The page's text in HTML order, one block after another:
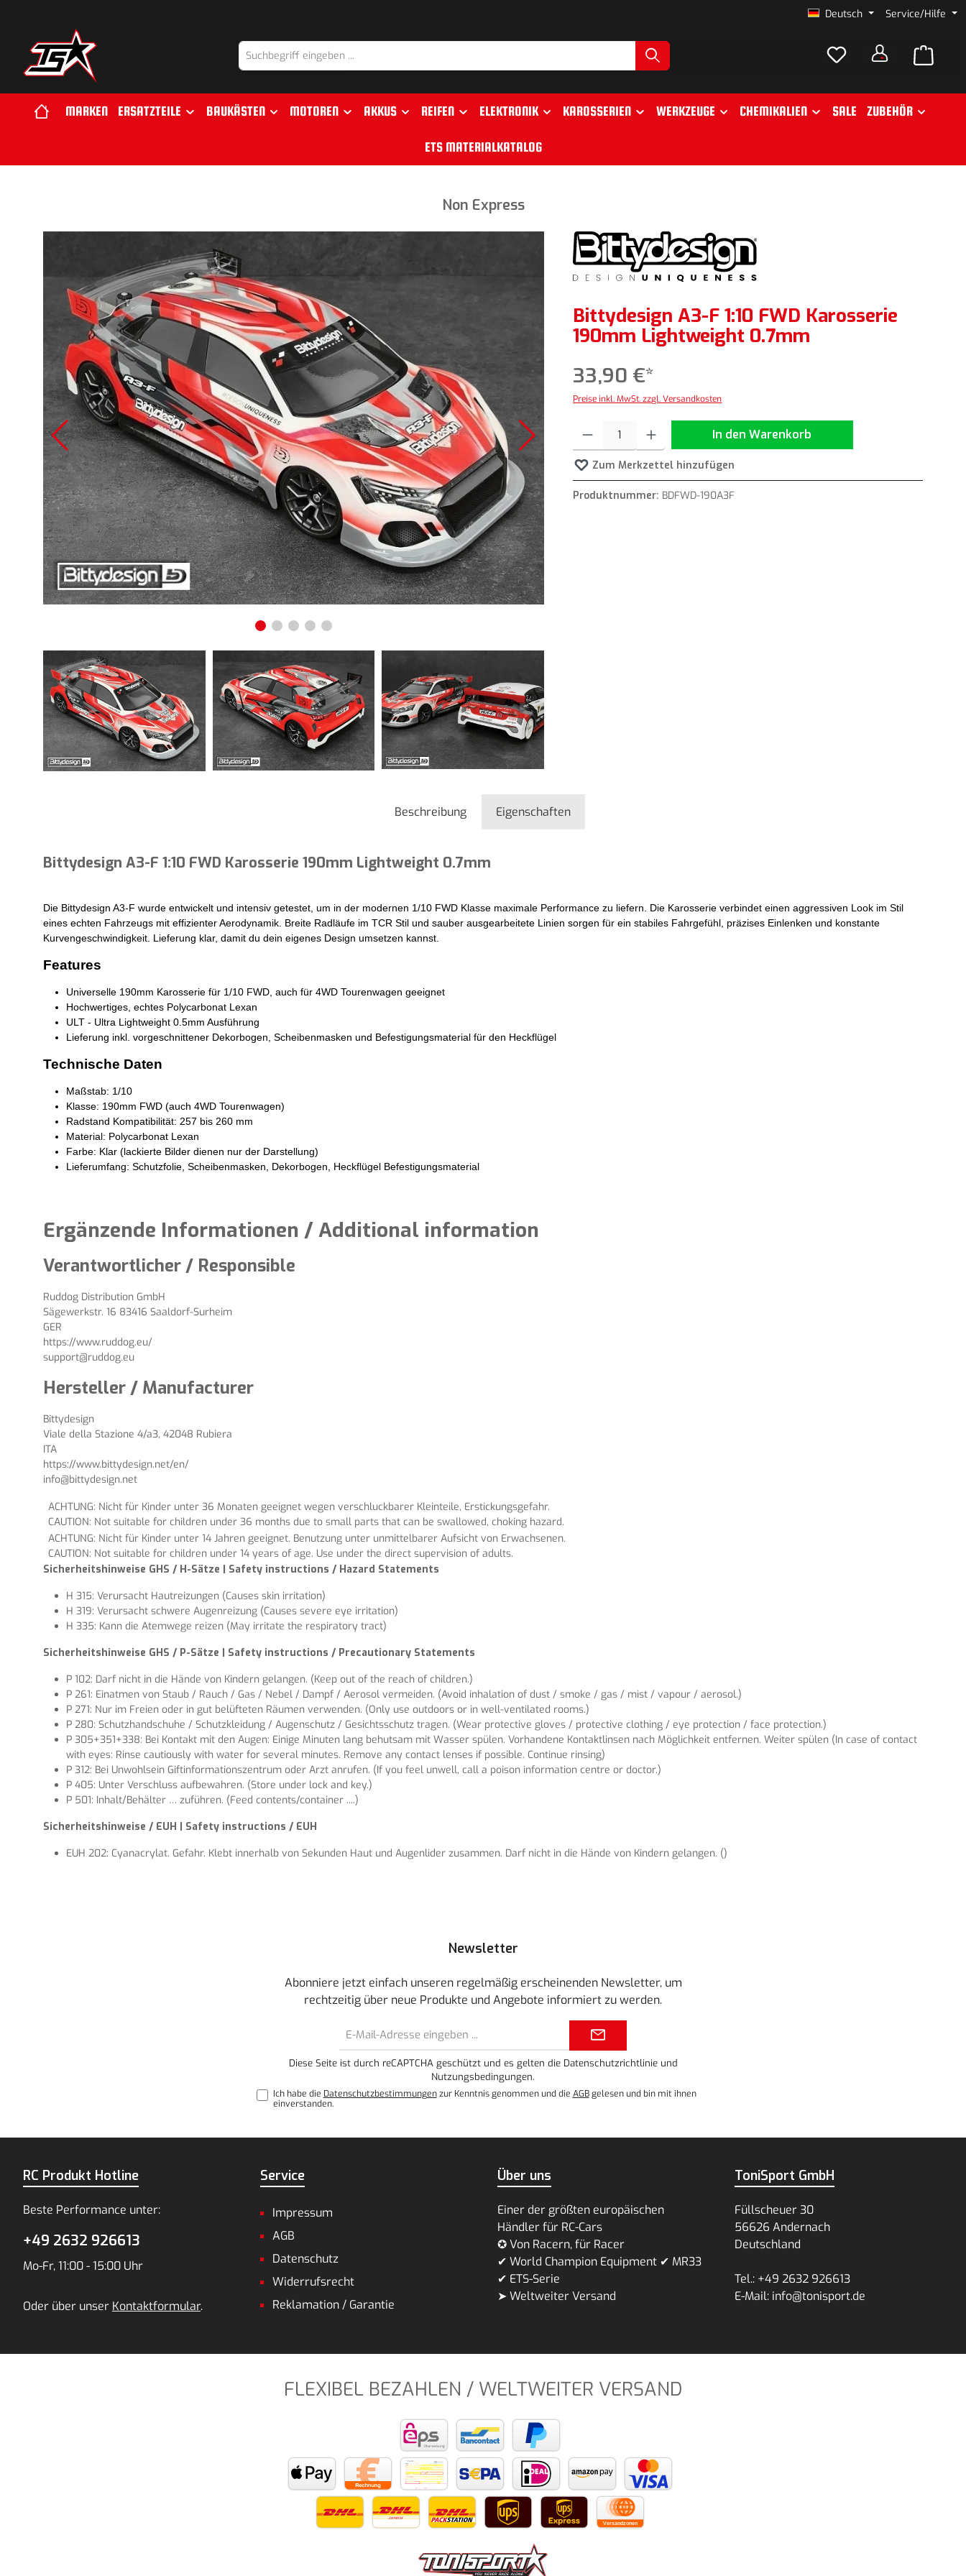
Deutsch Service/Hilfe
MARKEN ERSATZTEILE BAUKÄSTEN MOTOREN AKKUS REIFEN ELEKTRONIK KAROSSERIEN WERKZEUGE CHEMIKALIEN SALE ZUBEHÖR
ETS MATERIALKATALOG
Non Express
Bittydesign A3-F 1:10 FWD Karosserie
190mm Lightweight 0.7mm
33,90 €*
Preise inkl. MwSt. zzgl. Versandkosten
In den Warenkorb
Zum Merkzettel hinzufügen
Produktnummer: BDFWD-190A3F
Beschreibung Eigenschaften
Bittydesign A3-F 1:10 FWD Karosserie 190mm Lightweight 0.7mm
Die Bittydesign A3-F wurde entwickelt und intensiv getestet, um in der modernen 1/10 FWD Klasse maximale Performance zu liefern. Die Karosserie verbindet einen aggressiven Look im Stil
eines echten Fahrzeugs mit effizienter Aerodynamik. Breite Radläufe im TCR Stil und sauber ausgearbeitete Linien sorgen für ein stabiles Fahrgefühl, präzises Einlenken und konstante
Kurvengeschwindigkeit. Lieferung klar, damit du dein eigenes Design umsetzen kannst.
Features
Universelle 190mm Karosserie für 1/10 FWD, auch für 4WD Tourenwagen geeignet
Hochwertiges, echtes Polycarbonat Lexan
ULT - Ultra Lightweight 0.5mm Ausführung
Lieferung inkl. vorgeschnittener Dekorbogen, Scheibenmasken und Befestigungsmaterial für den Heckflügel
Technische Daten
Maßstab: 1/10
Klasse: 190mm FWD (auch 4WD Tourenwagen)
Radstand Kompatibilität: 257 bis 260 mm
Material: Polycarbonat Lexan
Farbe: Klar (lackierte Bilder dienen nur der Darstellung)
Lieferumfang: Schutzfolie, Scheibenmasken, Dekorbogen, Heckflügel Befestigungsmaterial
Ergänzende Informationen / Additional information
Verantwortlicher / Responsible
Ruddog Distribution GmbH
Sägewerkstr. 16 83416 Saaldorf-Surheim
GER
https://www.ruddog.eu/
support@ruddog.eu
Hersteller / Manufacturer
Bittydesign
Viale della Stazione 4/a3, 42048 Rubiera
ITA
https://www.bittydesign.net/en/
info@bittydesign.net
ACHTUNG: Nicht für Kinder unter 36 Monaten geeignet wegen verschluckbarer Kleinteile, Erstickungsgefahr.
CAUTION: Not suitable for children under 36 months due to small parts that can be swallowed, choking hazard.
ACHTUNG: Nicht für Kinder unter 14 Jahren geeignet. Benutzung unter unmittelbarer Aufsicht von Erwachsenen.
CAUTION: Not suitable for children under 14 years of age. Use under the direct supervision of adults.
Sicherheitshinweise GHS / H-Sätze | Safety instructions / Hazard Statements
H 315: Verursacht Hautreizungen (Causes skin irritation)
H 319: Verursacht schwere Augenreizung (Causes severe eye irritation)
H 335: Kann die Atemwege reizen (May irritate the respiratory tract)
Sicherheitshinweise GHS / P-Sätze | Safety instructions / Precautionary Statements
P 102: Darf nicht in die Hände von Kindern gelangen. (Keep out of the reach of children.)
P 261: Einatmen von Staub / Rauch / Gas / Nebel / Dampf / Aerosol vermeiden. (Avoid inhalation of dust / smoke / gas / mist / vapour / aerosol.)
P 271: Nur im Freien oder in gut belüfteten Räumen verwenden. (Only use outdoors or in well-ventilated rooms.)
P 280: Schutzhandschuhe / Schutzkleidung / Augenschutz / Gesichtsschutz tragen. (Wear protective gloves / protective clothing / eye protection / face protection.)
P 305+351+338: Bei Kontakt mit den Augen: Einige Minuten lang behutsam mit Wasser spülen. Vorhandene Kontaktlinsen nach Möglichkeit entfernen. Weiter spülen (In case of contact
with eyes: Rinse cautiously with water for several minutes. Remove any contact lenses if possible. Continue rinsing)
P 312: Bei Unwohlsein Giftinformationszentrum oder Arzt anrufen. (If you feel unwell, call a poison information centre or doctor.)
P 405: Unter Verschluss aufbewahren. (Store under lock and key.)
P 501: Inhalt/Behälter … zuführen. (Feed contents/container ....)
Sicherheitshinweise / EUH | Safety instructions / EUH
EUH 202: Cyanacrylat. Gefahr. Klebt innerhalb von Sekunden Haut und Augenlider zusammen. Darf nicht in die Hände von Kindern gelangen. ()
Newsletter
Abonniere jetzt einfach unseren regelmäßig erscheinenden Newsletter, um
rechtzeitig über neue Produkte und Angebote informiert zu werden.
Mail-
Diese Seite ist durch reCAPTCHA geschützt und es gelten die Datenschutzrichtlinieund
Nutzungsbedingungen.
Ich habe die Datenschutzbestimmungenzur Kenntnis genommen und die AGBgelesen und bin mit ihnen
einverstanden.
RC Produkt Hotline
Beste Performance unter:
+49 2632 926613
Mo-Fr, 11:00 - 15:00 Uhr
Oder über unser Kontaktformular.
Service
Impressum
AGB
Datenschutz
Widerrufsrecht
Reklamation / Garantie
Über uns
Einer der größten europäischen
Händler für RC-Cars
✪ Von Racern, für Racer
✔ World Champion Equipment ✔ MR33
✔ ETS-Serie
➤ Weltweiter Versand
ToniSport GmbH
Füllscheuer 30
56626 Andernach
Deutschland
Tel.: +49 2632 926613
E-Mail: info@tonisport.de
FLEXIBEL BEZAHLEN / WELTWEITER VERSAND